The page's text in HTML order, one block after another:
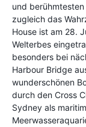
und
zugleich das
House ist am 28.
Welterbes
besonders bei
Harbour Bridge
wunderschönen
durch den Cross
Sydney als